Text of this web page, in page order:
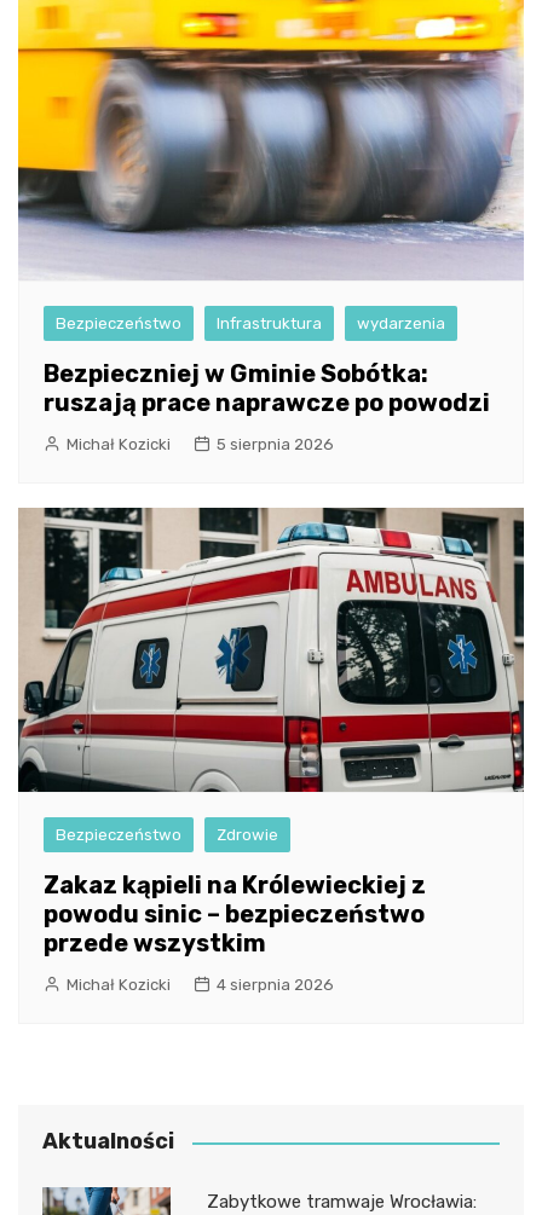
Bezpieczeństwo Infrastruktura wydarzenia
Bezpieczniej w Gminie Sobótka:
ruszają prace naprawcze po powodzi
Michał Kozicki 5 sierpnia 2026
Bezpieczeństwo Zdrowie
Zakaz kąpieli na Królewieckiej z
powodu sinic – bezpieczeństwo
przede wszystkim
Michał Kozicki 4 sierpnia 2026
Aktualności
Zabytkowe tramwaje Wrocławia: